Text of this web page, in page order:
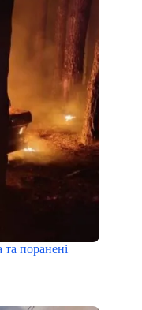
поранені